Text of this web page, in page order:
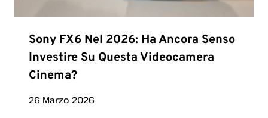
Sony FX6 Nel 2026: Ha Ancora Senso
Investire Su Questa Videocamera
Cinema?
26 Marzo 2026